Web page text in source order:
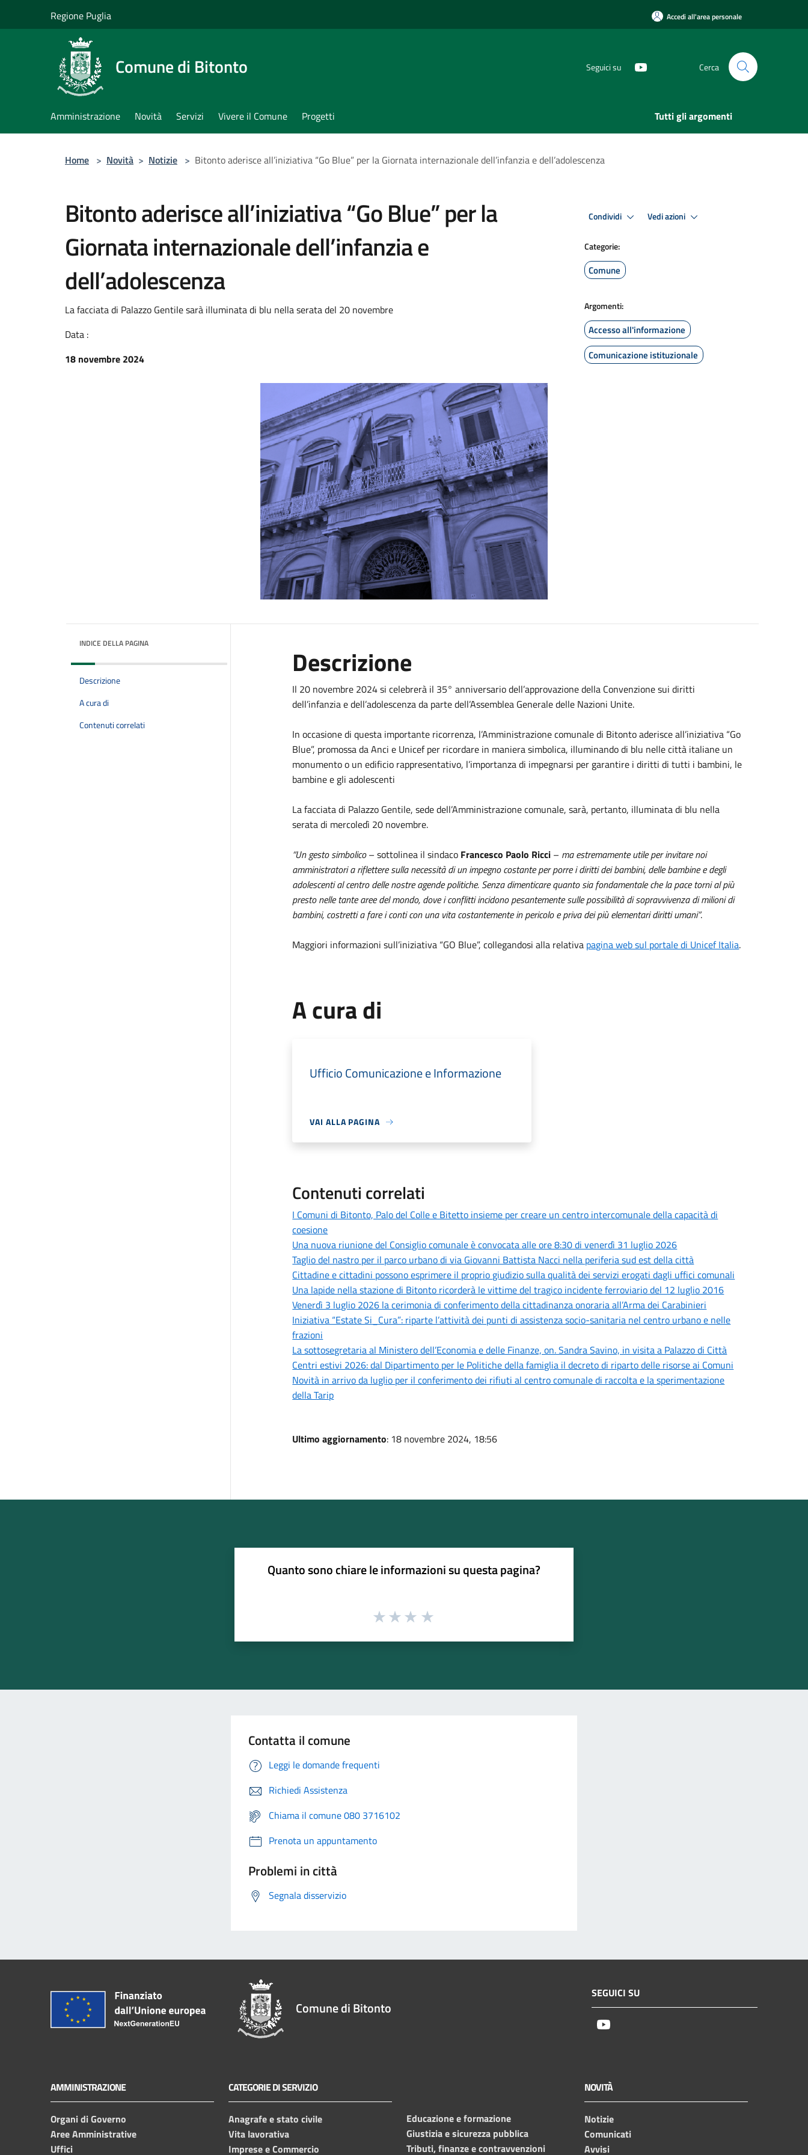
Regione Puglia Accedi all'area personale
Comune di Bitonto Seguici su Cerca
Amministrazione Novità Servizi Vivere il Comune Progetti Tutti gli argomenti
Home > Novità > Notizie > Bitonto aderisce all’iniziativa “Go Blue” per la Giornata internazionale dell’infanzia e dell’adolescenza
Bitonto aderisce all’iniziativa “Go Blue” per la
Giornata internazionale dell’infanzia e
dell’adolescenza
La facciata di Palazzo Gentile sarà illuminata di blu nella serata del 20 novembre
Data :
18 novembre 2024
Condividi Vedi azioni
Categorie:
Comune
Argomenti:
Accesso all'informazione
Comunicazione istituzionale
INDICE DELLA PAGINA
Descrizione
A cura di
Contenuti correlati
Descrizione
Il 20 novembre 2024 si celebrerà il 35° anniversario dell’approvazione della Convenzione sui diritti
dell’infanzia e dell’adolescenza da parte dell’Assemblea Generale delle Nazioni Unite.
In occasione di questa importante ricorrenza, l’Amministrazione comunale di Bitonto aderisce all’iniziativa “Go
Blue”, promossa da Anci e Unicef per ricordare in maniera simbolica, illuminando di blu nelle città italiane un
monumento o un edificio rappresentativo, l’importanza di impegnarsi per garantire i diritti di tutti i bambini, le
bambine e gli adolescenti
La facciata di Palazzo Gentile, sede dell’Amministrazione comunale, sarà, pertanto, illuminata di blu nella
serata di mercoledì 20 novembre.
“Un gesto simbolico– sottolinea il sindaco Francesco Paolo Ricci – ma estremamente utile per invitare noi
amministratori a riflettere sulla necessità di un impegno costante per porre i diritti dei bambini, delle bambine e degli
adolescenti al centro delle nostre agende politiche. Senza dimenticare quanto sia fondamentale che la pace torni al più
presto nelle tante aree del mondo, dove i conflitti incidono pesantemente sulle possibilità di sopravvivenza di milioni di
bambini, costretti a fare i conti con una vita costantemente in pericolo e priva dei più elementari diritti umani”.
Maggiori informazioni sull’iniziativa “GO Blue”, collegandosi alla relativa pagina web sul portale di Unicef Italia.
A cura di
Ufficio Comunicazione e Informazione
VAI ALLA PAGINA
Contenuti correlati
I Comuni di Bitonto, Palo del Colle e Bitetto insieme per creare un centro intercomunale della capacità di
coesione
Una nuova riunione del Consiglio comunale è convocata alle ore 8:30 di venerdì 31 luglio 2026
Taglio del nastro per il parco urbano di via Giovanni Battista Nacci nella periferia sud est della città
Cittadine e cittadini possono esprimere il proprio giudizio sulla qualità dei servizi erogati dagli uffici comunali
Una lapide nella stazione di Bitonto ricorderà le vittime del tragico incidente ferroviario del 12 luglio 2016
Venerdì 3 luglio 2026 la cerimonia di conferimento della cittadinanza onoraria all’Arma dei Carabinieri
Iniziativa “Estate Si_Cura”: riparte l’attività dei punti di assistenza socio-sanitaria nel centro urbano e nelle
frazioni
La sottosegretaria al Ministero dell’Economia e delle Finanze, on. Sandra Savino, in visita a Palazzo di Città
Centri estivi 2026: dal Dipartimento per le Politiche della famiglia il decreto di riparto delle risorse ai Comuni
Novità in arrivo da luglio per il conferimento dei rifiuti al centro comunale di raccolta e la sperimentazione
della Tarip
Ultimo aggiornamento: 18 novembre 2024, 18:56
Quanto sono chiare le informazioni su questa pagina?
Contatta il comune
Leggi le domande frequenti
Richiedi Assistenza
Chiama il comune 080 3716102
Prenota un appuntamento
Problemi in città
Segnala disservizio
Comune di Bitonto
SEGUICI SU
AMMINISTRAZIONE
Organi di Governo
Aree Amministrative
Uffici
CATEGORIE DI SERVIZIO
Anagrafe e stato civile
Vita lavorativa
Imprese e Commercio
Educazione e formazione
Giustizia e sicurezza pubblica
Tributi, finanze e contravvenzioni
NOVITÀ
Notizie
Comunicati
Avvisi